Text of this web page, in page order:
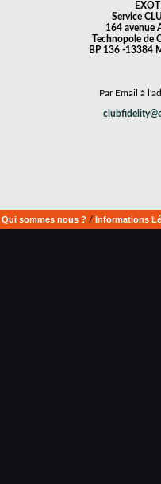
Service
164 avenue
Technopole de
BP 136 -13384
Par Email à
Qui sommes nous ? / Informations